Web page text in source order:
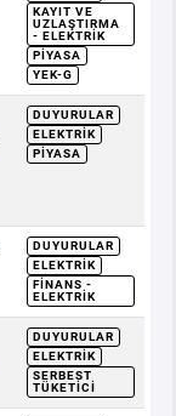
KAYIT VE
UZLAŞTIRMA
- ELEKTRIK
PIYASA
YEK-G
DUYURULAR
ELEKTRIK
PIYASA
DUYURULAR
ELEKTRIK
FINANS -
ELEKTRIK
DUYURULAR
ELEKTRIK
SERBEST
TÜKETICI